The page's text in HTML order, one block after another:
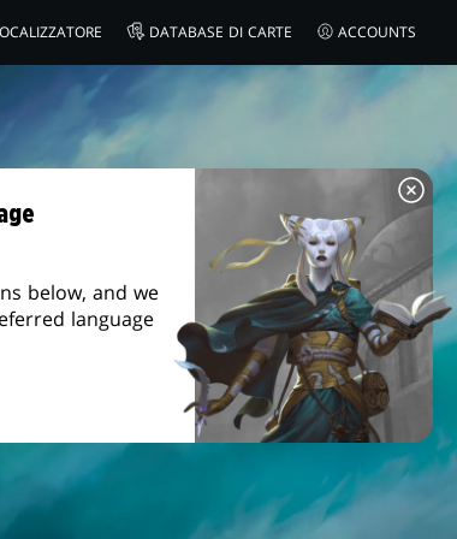
DATABASE DI CARTE ACCOUNTS
below, and we
language